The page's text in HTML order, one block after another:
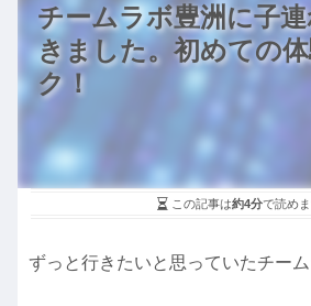
チームラボ豊洲に子
きました。初めての
ク！
この記事は約4分で読めま
ずっと行きたいと思っていたチーム